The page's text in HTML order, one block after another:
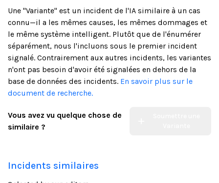
Une "Variante" est un incident de l'IA similaire à un cas
connu—il a les mêmes causes, les mêmes dommages et
le même système intelligent. Plutôt que de l'énumérer
séparément, nous l'incluons sous le premier incident
signalé. Contrairement aux autres incidents, les variantes
n'ont pas besoin d'avoir été signalées en dehors de la
base de données des incidents. En savoir plus sur le
document de recherche.
Vous avez vu quelque chose de
similaire ?
Incidents similaires